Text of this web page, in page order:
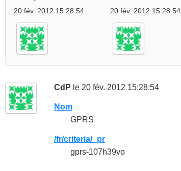
20 fév. 2012 15:28:54
20 fév. 2012 15:28:54
CdP le 20 fév. 2012 15:28:54
Nom
GPRS
/fr/criteria/_pr
gprs-107h39vo